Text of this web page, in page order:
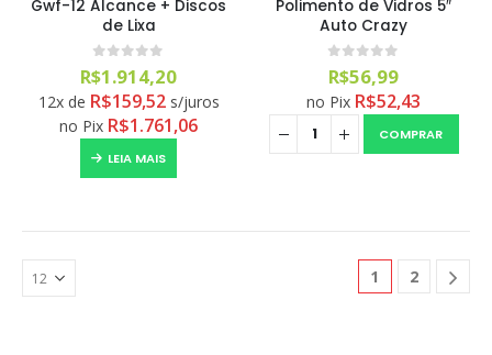
Gwf-12 Alcance + Discos
de Lixa
0 out of 5
R$1.914,20
12x de R$159,52 s/juros
no Pix R$1.761,06
LEIA MAIS
Polimento de Vidros 5″
Auto Crazy
0 out of 5
R$56,99
no Pix R$52,43
COMPRAR
1 2